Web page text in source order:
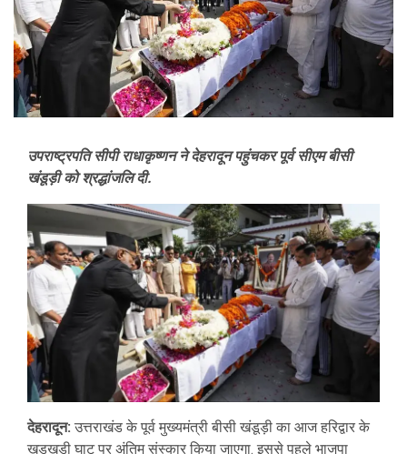
उपराष्ट्रपति सीपी राधाकृष्णन ने देहरादून पहुंचकर पूर्व सीएम बीसी
खंडूड़ी को श्रद्धांजलि दी.
देहरादून: उत्तराखंड के पूर्व मुख्यमंत्री बीसी खंडूड़ी का आज हरिद्वार के
खड़खड़ी घाट पर अंतिम संस्कार किया जाएगा. इससे पहले भाजपा